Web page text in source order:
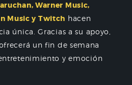
Warner Music,
Music y Twitch hacen
única. Gracias a su apoyo,
un fin de semana
y emoción